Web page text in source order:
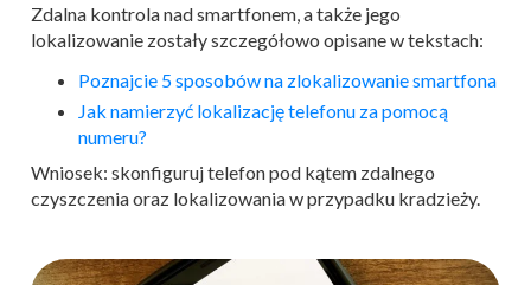
Zdalna kontrola nad smartfonem, a także jego
lokalizowanie zostały szczegółowo opisane w tekstach:
Poznajcie 5 sposobów na zlokalizowanie smartfona
Jak namierzyć lokalizację telefonu za pomocą
numeru?
Wniosek: skonfiguruj telefon pod kątem zdalnego
czyszczenia oraz lokalizowania w przypadku kradzieży.